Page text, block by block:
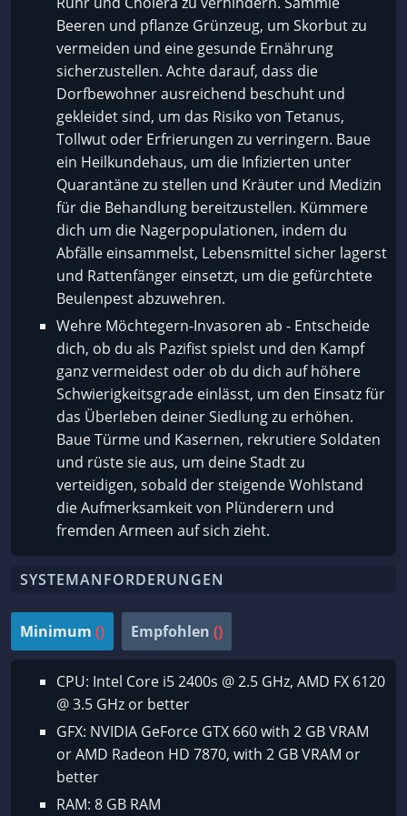
Beeren und pflanze Grünzeug, um Skorbut zu
vermeiden und eine gesunde Ernährung
sicherzustellen. Achte darauf, dass die
Dorfbewohner ausreichend beschuht und
gekleidet sind, um das Risiko von Tetanus,
Tollwut oder Erfrierungen zu verringern. Baue
ein Heilkundehaus, um die Infizierten unter
Quarantäne zu stellen und Kräuter und Medizin
für die Behandlung bereitzustellen. Kümmere
dich um die Nagerpopulationen, indem du
Abfälle einsammelst, Lebensmittel sicher lagerst
und Rattenfänger einsetzt, um die gefürchtete
Beulenpest abzuwehren.
Wehre Möchtegern-Invasoren ab - Entscheide
dich, ob du als Pazifist spielst und den Kampf
ganz vermeidest oder ob du dich auf höhere
Schwierigkeitsgrade einlässt, um den Einsatz für
das Überleben deiner Siedlung zu erhöhen.
Baue Türme und Kasernen, rekrutiere Soldaten
und rüste sie aus, um deine Stadt zu
verteidigen, sobald der steigende Wohlstand
die Aufmerksamkeit von Plünderern und
fremden Armeen auf sich zieht.
SYSTEMANFORDERUNGEN
Minimum () Empfohlen ()
CPU: Intel Core i5 2400s @ 2.5 GHz, AMD FX 6120
@ 3.5 GHz or better
GFX: NVIDIA GeForce GTX 660 with 2 GB VRAM
or AMD Radeon HD 7870, with 2 GB VRAM or
better
RAM: 8 GB RAM